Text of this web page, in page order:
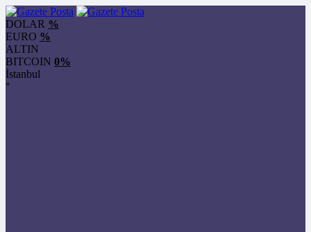
DOLAR %
EURO %
ALTIN
BITCOIN 0%
İstanbul
°